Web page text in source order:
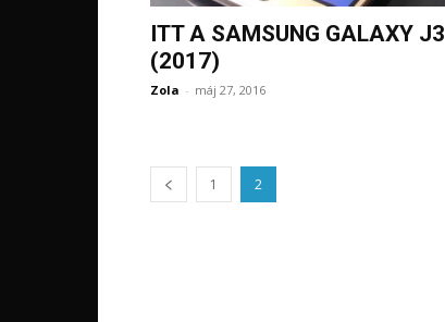
ITT A SAMSUNG GALAXY J3
(2017)
Zola - máj 27, 2016
1 2